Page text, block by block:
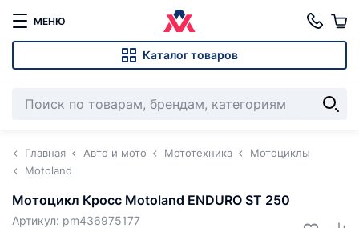
МЕНЮ
Каталог товаров
Главная Авто и мото Мототехника
Мотоциклы
Motoland
Мотоцикл Кросс Motoland ENDURO ST 250
Артикул: pm436975177